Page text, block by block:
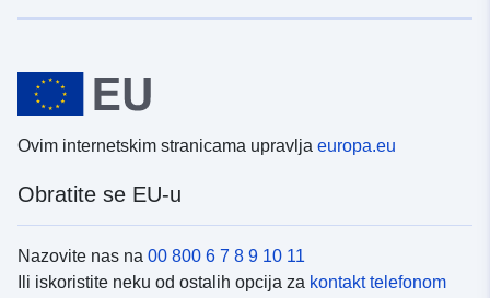
Ovim internetskim stranicama upravlja europa.eu
Obratite se EU-u
Nazovite nas na 00 800 6 7 8 9 10 11
Ili iskoristite neku od ostalih opcija za kontakt telefonom